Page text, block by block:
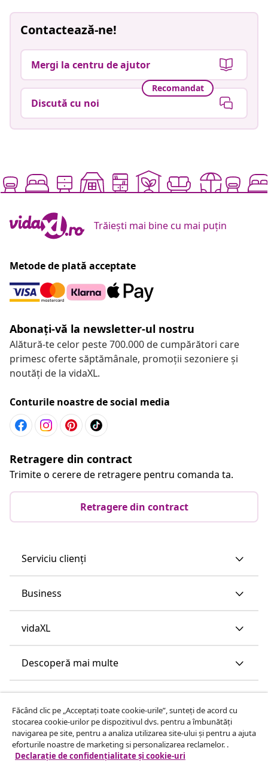
Contactează-ne!
Mergi la centru de ajutor
Recomandat
Discută cu noi
Trăiești mai bine cu mai puțin
Metode de plată acceptate
Abonați-vă la newsletter-ul nostru
Alătură-te celor peste 700.000 de cumpărători care
primesc oferte săptămânale, promoții sezoniere și
noutăți de la vidaXL.
Conturile noastre de social media
Retragere din contract
Trimite o cerere de retragere pentru comanda ta.
Retragere din contract
Serviciu clienți
Business
vidaXL
Descoperă mai multe
Făcând clic pe „Acceptați toate cookie-urile”, sunteți de acord cu
stocarea cookie-urilor pe dispozitivul dvs. pentru a îmbunătăți
navigarea pe site, pentru a analiza utilizarea site-ului și pentru a ajuta
eforturile noastre de marketing si personalizarea reclamelor. .
Declarație de confidențialitate și cookie-uri